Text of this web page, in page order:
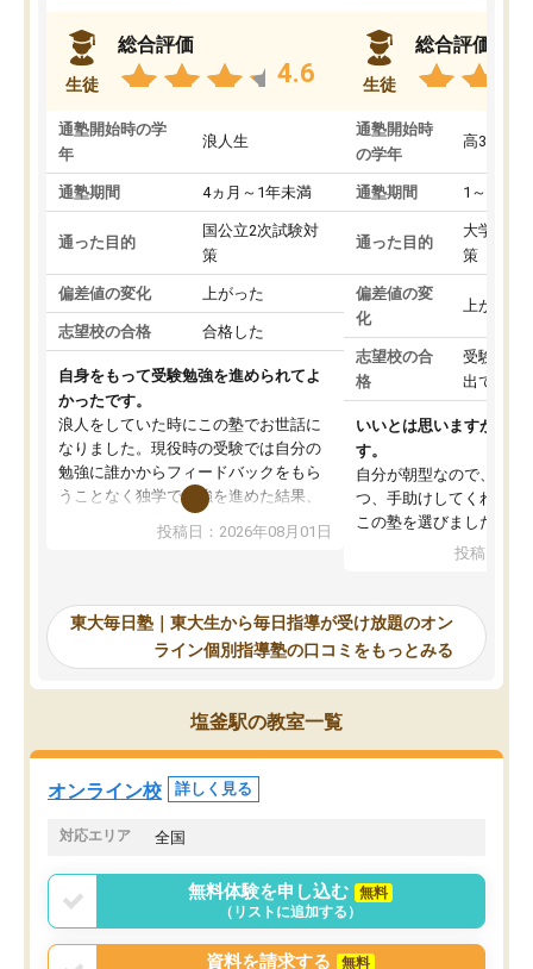
生徒
総合評価
4.6
通塾開始時の学
年
浪人生
通塾期間 4ヵ月～1年未満
通った目的
国公立2次試験対
策
偏差値の変化 上がった
志望校の合格 合格した
自身をもって受験勉強を進められてよ
かったです。
浪人をしていた時にこの塾でお世話に
なりました。現役時の受験では自分の
勉強に誰かからフィードバックをもら
うことなく独学で勉強を進めた結果、
入試本番に地歴の学習が間に合わず不
合格となってしまいました。その経験
東大毎日塾にたどり着きました。学習
の長期計画や日々の勉強のやり方につ
いて客観的なアドバイスをいただけた
ので、自信をもって受験勉強を進める
ことができました。自分のように勉強
のやり方や進捗管理で苦労している方
には特におすすめしたい塾です。
投稿日：2026年08月01日
生徒
総合評価
通塾開始時
の学年
高3
通塾期間 1～3ヵ月
通った目的
大学入学
策
偏差値の変
化
上がった
志望校の合
格
受験して
出ていな
いいとは思いますが、料
す。
自分が朝型なので、自習
つ、手助けしてくれる設
この塾を選びました。
投稿日：
東大毎日塾｜東大生から毎日指導が受け放題のオン
ライン個別指導塾の口コミをもっとみる
塩釜駅の教室一覧
オンライン校 詳しく見る
対応エリア 全国
無料体験を申し込む
無料
（リストに追加する）
資料を請求する 無料